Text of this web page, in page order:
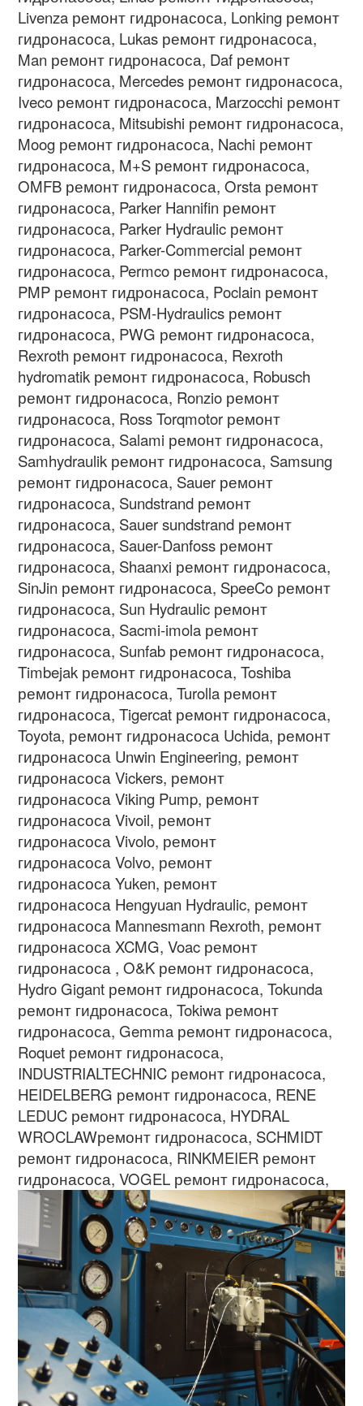
Livenza ремонт гидронасоса, Lonking ремонт
гидронасоса, Lukas ремонт гидронасоса,
Man ремонт гидронасоса, Daf ремонт
гидронасоса, Mercedes ремонт гидронасоса,
Iveco ремонт гидронасоса, Marzocchi ремонт
гидронасоса, Mitsubishi ремонт гидронасоса,
Moog ремонт гидронасоса, Nachi ремонт
гидронасоса, M+S ремонт гидронасоса,
OMFB ремонт гидронасоса, Orsta ремонт
гидронасоса, Parker Hannifin ремонт
гидронасоса, Parker Hydraulic ремонт
гидронасоса, Parker-Commercial ремонт
гидронасоса, Permco ремонт гидронасоса,
PMP ремонт гидронасоса, Poclain ремонт
гидронасоса, PSM-Hydraulics ремонт
гидронасоса, PWG ремонт гидронасоса,
Rexroth ремонт гидронасоса, Rexroth
hydromatik ремонт гидронасоса, Robusch
ремонт гидронасоса, Ronzio ремонт
гидронасоса, Ross Torqmotor ремонт
гидронасоса, Salami ремонт гидронасоса,
Samhydraulik ремонт гидронасоса, Samsung
ремонт гидронасоса, Sauer ремонт
гидронасоса, Sundstrand ремонт
гидронасоса, Sauer sundstrand ремонт
гидронасоса, Sauer-Danfoss ремонт
гидронасоса, Shaanxi ремонт гидронасоса,
SinJin ремонт гидронасоса, SpeeCo ремонт
гидронасоса, Sun Hydraulic ремонт
гидронасоса, Sacmi-imola ремонт
гидронасоса, Sunfab ремонт гидронасоса,
Timbejak ремонт гидронасоса, Toshiba
ремонт гидронасоса, Turolla ремонт
гидронасоса, Tigercat ремонт гидронасоса,
Toyota, ремонт гидронасоса Uchida, ремонт
гидронасоса Unwin Engineering, ремонт
гидронасосаVickers, ремонт
гидронасосаViking Pump, ремонт
гидронасосаVivoil, ремонт
гидронасосаVivolo, ремонт
гидронасосаVolvo, ремонт
гидронасосаYuken, ремонт
гидронасоса Hengyuan Hydraulic, ремонт
гидронасоса Mannesmann Rexroth, ремонт
гидронасоса XCMG, Voac ремонт
гидронасоса , O&K ремонт гидронасоса,
Hydro Gigant ремонт гидронасоса, Tokunda
ремонт гидронасоса, Tokiwa ремонт
гидронасоса, Gemma ремонт гидронасоса,
Roquet ремонт гидронасоса,
INDUSTRIALTECHNIC ремонт гидронасоса,
HEIDELBERG ремонт гидронасоса, RENE
LEDUC ремонт гидронасоса, HYDRAL
WROCLAWремонт гидронасоса, SCHMIDT
ремонт гидронасоса, RINKMEIER ремонт
гидронасоса,VOGEL ремонт гидронасоса,